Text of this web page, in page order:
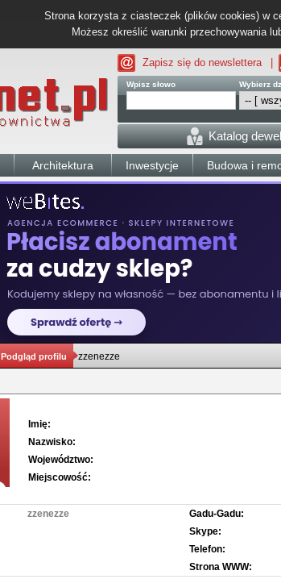
Strona korzysta z ciasteczek (plików cookies) w
Możesz określić warunki przechowywania
Zapisz się do newslettera
Wpisz słowo Wybierz
Katalog
Architektura Inwestycje Budowa i
Podgląd profilu zzenezze
Imię:
Nazwisko:
Województwo:
Miejscowość:
zzenezze
Gadu-Gadu:
Skype:
Telefon:
Strona WWW: